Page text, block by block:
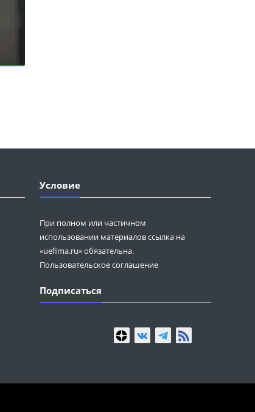
Условие
При полном или частичном
использовании материалов ссылка на
«uefima.ru» обязательна.
Пользовательское соглашение
Подписаться